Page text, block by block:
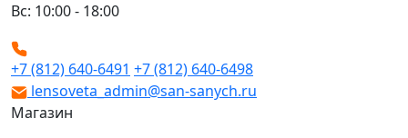
Вс: 10:00 - 18:00
+7 (812) 640-6491 +7 (812) 640-6498
lensoveta_admin@san-sanych.ru
Магазин